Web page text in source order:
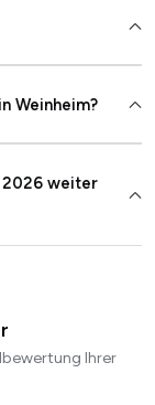
Weinheim?
2026 weiter
Ihrer